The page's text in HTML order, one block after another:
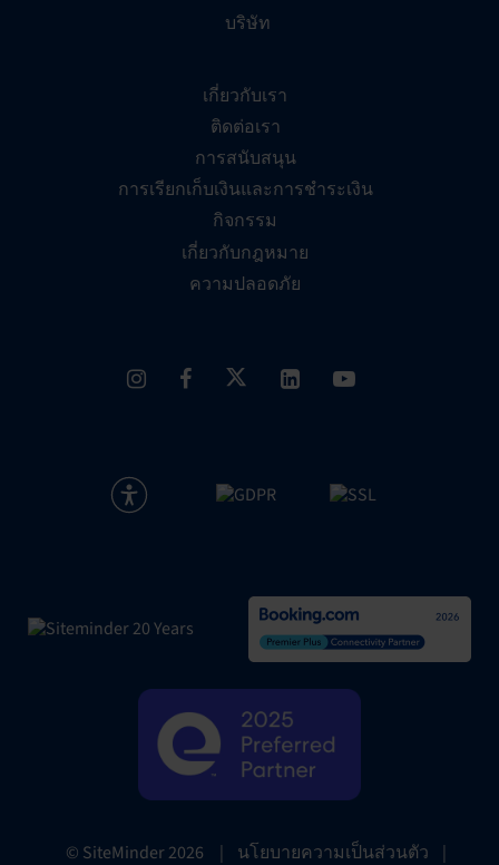
บริษัท
เกี่ยวกับเรา
ติดต่อเรา
การสนับสนุน
การเรียกเก็บเงินและการชำระเงิน
กิจกรรม
เกี่ยวกับกฎหมาย
ความปลอดภัย
© SiteMinder2026 | นโยบายความเป็นส่วนตัว |